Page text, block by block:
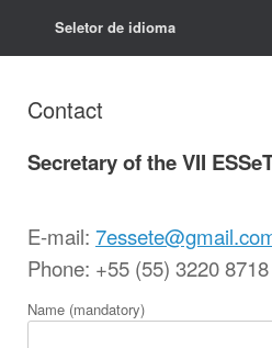
Seletor de idioma
Contact
Secretary of the VII
E-mail:
Phone: +55 (55) 3220 8718
Name (mandatory)